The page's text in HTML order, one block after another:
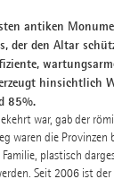
antiken
der den Altar
hinsichtlich
85%.
war, gab der
waren die
plastisch
Seit 2006 ist